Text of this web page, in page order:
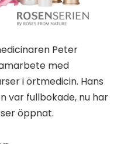
Peter
med
i örtmedicin. Hans
var fullbokade, nu har
öppnat.